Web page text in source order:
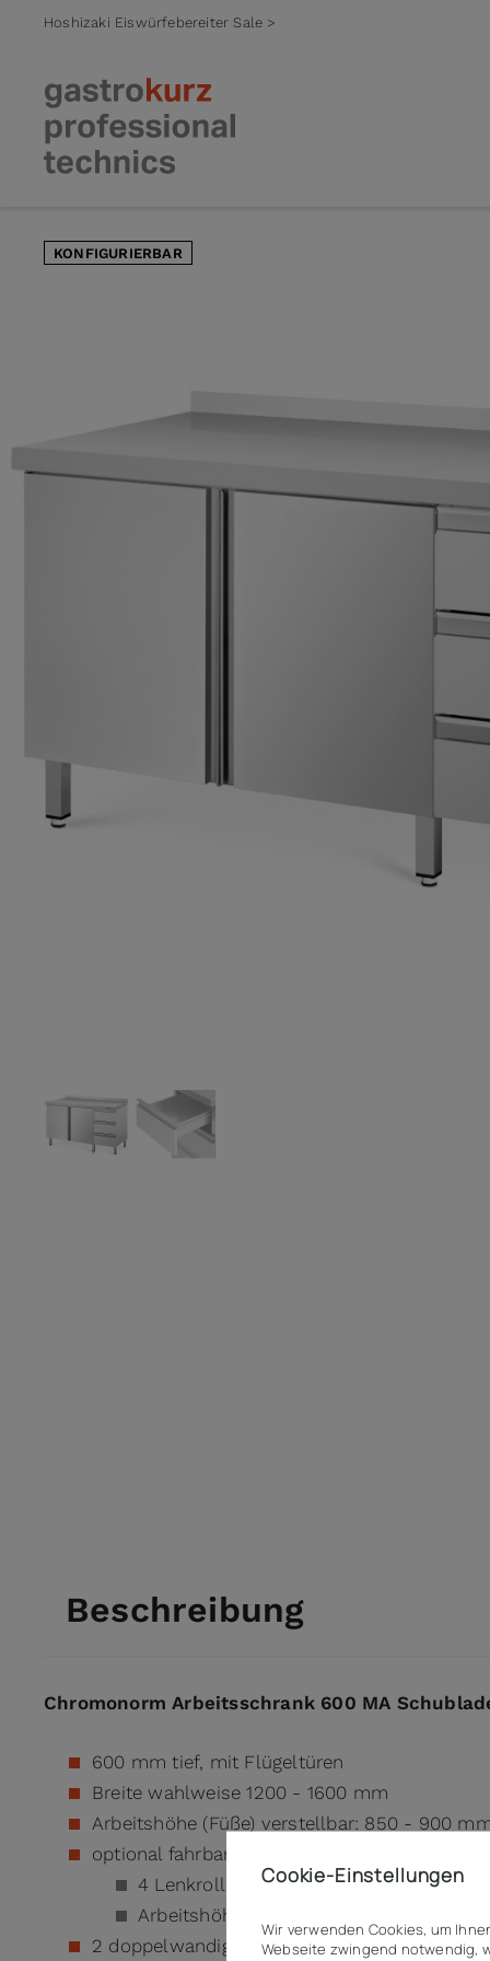
Hoshizaki Eiswürfebereiter Sale >
KONFIGURIERBAR
View larger imageView larger image
Beschreibung
Chromonorm Arbeitsschrank 600 MA
600 mm tief, mit Flügeltüren
Breite wahlweise 1200 - 1600 mm
Arbeitshöhe (Füße) verstellbar: 850 - 900
optional fahrbar mit Rollen
4 Lenkrollen (2 feststellbar), Ø 125 mm
Arbeitshöhe auf Rollen: 850 mm
2 doppelwandige, schallgedämmte
Cookie-Einstellungen
Wir verwenden Cookies, um
Webseite zwingend notwendig,